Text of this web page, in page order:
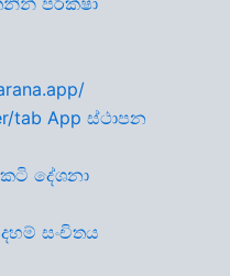
tab App ස්ථාපන
දේශනා
සංචිතය